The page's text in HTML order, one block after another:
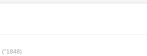
(°1848)